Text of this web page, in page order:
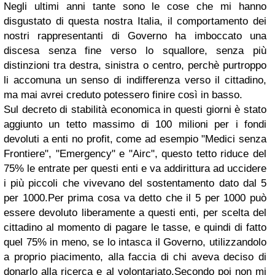
Negli ultimi anni tante sono le cose che mi hanno
disgustato di questa nostra Italia, il comportamento dei
nostri rappresentanti di Governo ha imboccato una
discesa senza fine verso lo squallore, senza più
distinzioni tra destra, sinistra o centro, perchè purtroppo
li accomuna un senso di indifferenza verso il cittadino,
ma mai avrei creduto potessero finire così in basso.
Sul decreto di stabilità economica in questi giorni è stato
aggiunto un tetto massimo di 100 milioni per i fondi
devoluti a enti no profit, come ad esempio "Medici senza
Frontiere", "Emergency" e "Airc", questo tetto riduce del
75% le entrate per questi enti e va addirittura ad uccidere
i più piccoli che vivevano del sostentamento dato dal 5
per 1000.Per prima cosa va detto che il 5 per 1000 può
essere devoluto liberamente a questi enti, per scelta del
cittadino al momento di pagare le tasse, e quindi di fatto
quel 75% in meno, se lo intasca il Governo, utilizzandolo
a proprio piacimento, alla faccia di chi aveva deciso di
donarlo alla ricerca e al volontariato.Secondo poi non mi